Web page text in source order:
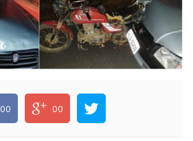
00 00